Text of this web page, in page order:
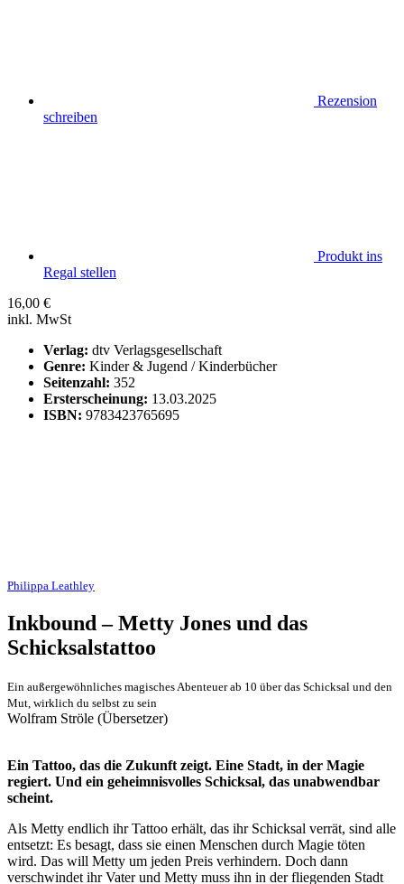
Rezension
schreiben
Produkt ins
Regal stellen
16,00 €
inkl. MwSt
Verlag: dtv Verlagsgesellschaft
Genre: Kinder & Jugend / Kinderbücher
Seitenzahl: 352
Ersterscheinung: 13.03.2025
ISBN: 9783423765695
Philippa Leathley
Inkbound – Metty Jones und das
Schicksalstattoo
Ein außergewöhnliches magisches Abenteuer ab 10 über das Schicksal und den
Mut, wirklich du selbst zu sein
Wolfram Ströle (Übersetzer)
Ein Tattoo, das die Zukunft zeigt. Eine Stadt, in der Magie
regiert. Und ein geheimnisvolles Schicksal, das unabwendbar
scheint.
Als Metty endlich ihr Tattoo erhält, das ihr Schicksal verrät, sind alle
entsetzt: Es besagt, dass sie einen Menschen durch Magie töten
wird. Das will Metty um jeden Preis verhindern. Doch dann
verschwindet ihr Vater und Metty muss ihn in der fliegenden Stadt